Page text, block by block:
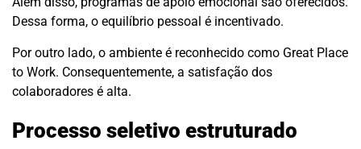
Dessa forma, o equilíbrio pessoal é incentivado.
Por outro lado, o ambiente é reconhecido como Great Place
to Work. Consequentemente, a satisfação dos
colaboradores é alta.
Processo seletivo estruturado